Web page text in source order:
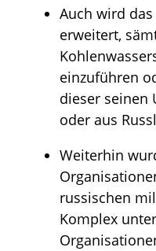
Auch wird
erweitert,
einzuführen
dieser seinen
oder aus
Weiterhin
russischen
Komplex